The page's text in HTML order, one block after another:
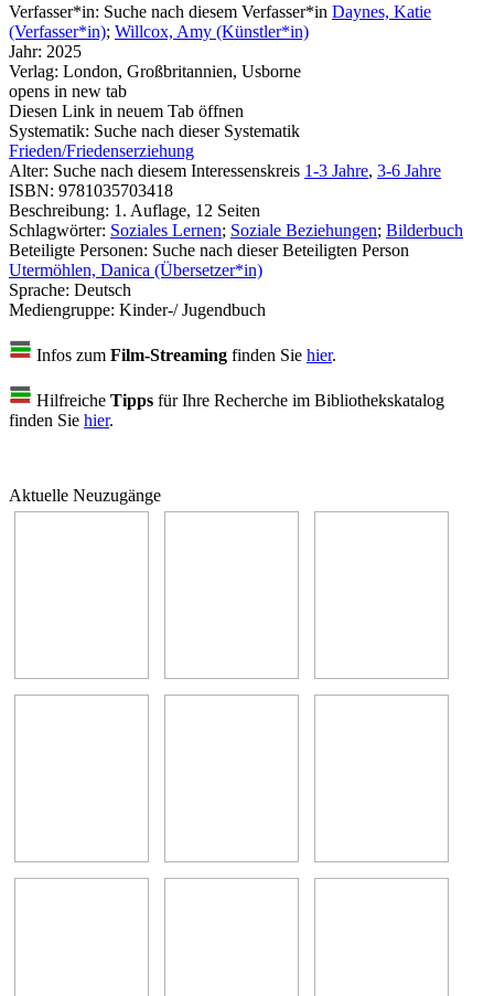
Verfasser*in: Suche nach diesem Verfasser*in Daynes, Katie
(Verfasser*in); Willcox, Amy (Künstler*in)
Jahr: 2025
Verlag: London, Großbritannien, Usborne
opens in new tab
Diesen Link in neuem Tab öffnen
Systematik: Suche nach dieser Systematik
Frieden/Friedenserziehung
Alter: Suche nach diesem Interessenskreis 1-3 Jahre, 3-6 Jahre
ISBN: 9781035703418
Beschreibung: 1. Auflage, 12 Seiten
Schlagwörter: Soziales Lernen; Soziale Beziehungen; Bilderbuch
Beteiligte Personen: Suche nach dieser Beteiligten Person
Utermöhlen, Danica (Übersetzer*in)
Sprache: Deutsch
Mediengruppe: Kinder-/ Jugendbuch
Infos zum Film-Streaming finden Sie hier.
Hilfreiche Tipps für Ihre Recherche im Bibliothekskatalog
finden Sie hier.
Aktuelle Neuzugänge